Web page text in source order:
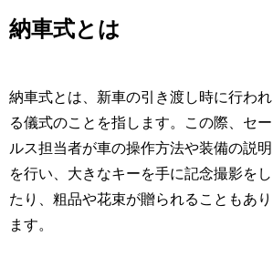
納車式とは
納車式とは、新車の引き渡し時に行われ
る儀式のことを指します。この際、セー
ルス担当者が車の操作方法や装備の説明
を行い、大きなキーを手に記念撮影をし
たり、粗品や花束が贈られることもあり
ます。